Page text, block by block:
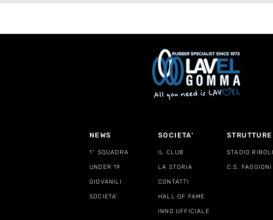
NEWS SOCIETA' STRUTTURE
1^ SQUADRA IL CLUB STADIO RIBOLI
UNDER 19 LA STORIA C.S. FAGGIONI
GIOVANILI CONTATTI
SOCIETA' HALL OF FAME
INNO UFFICIALE